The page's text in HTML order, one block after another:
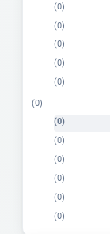
(0)
(0)
(0)
(0)
(0)
(0)
(0)
(0)
(0)
(0)
(0)
(0)